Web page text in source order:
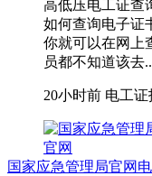
高低压电工证查
如何查询电子证
你就可以在网上
员都不知道该去
20小时前 电工证
国家应急管理局官网